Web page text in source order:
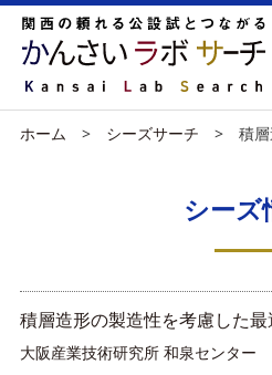
ホーム シーズサーチ 積
シーズ
積層造形の製造性を考慮した
大阪産業技術研究所 和泉センター